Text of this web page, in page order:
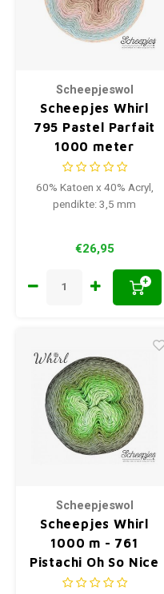
Scheepjeswol
Scheepjes Whirl
795 Pastel Parfait
1000 meter
60% Katoen x 40% Acryl,
pendikte: 3,5 mm
€26,95
+
Scheepjeswol
Scheepjes Whirl
1000 m - 761
Pistachi Oh So Nice